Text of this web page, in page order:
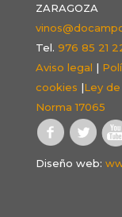
ZARAGOZA
Tel. 976 85 21
Aviso legal |
cookies |Ley
Norma 17065
Diseño web: